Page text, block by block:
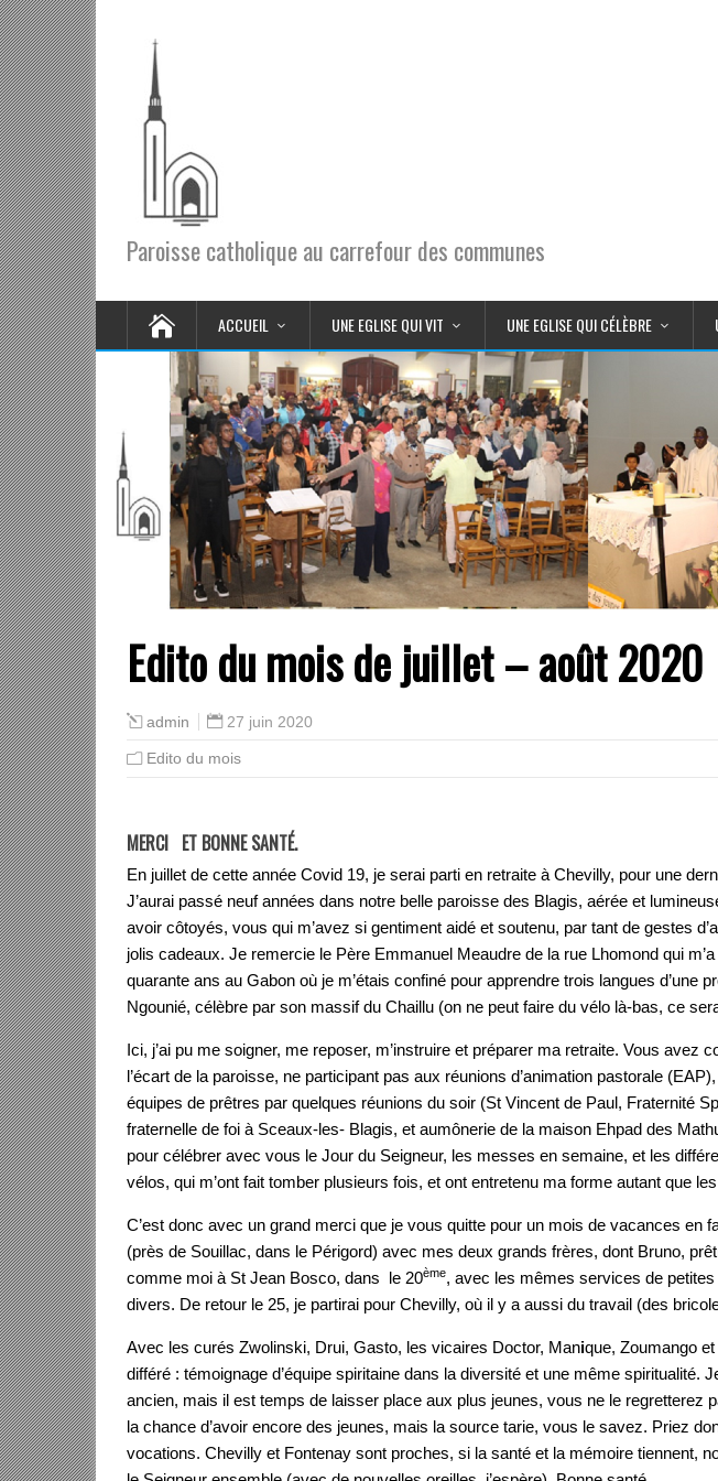
Paroisse catholique au carrefour des communes
ACCUEIL UNE EGLISE QUI VIT UNE EGLISE QUI CÉLÈBRE
Edito du mois de juillet – août 2020
admin 27 juin 2020
Edito du mois
MERCI ET BONNE SANTÉ.
En juillet de cette année Covid 19, je serai parti en retraite à Chevilly, pour une
J’aurai passé neuf années dans notre belle paroisse des Blagis, aérée et
avoir côtoyés, vous qui m’avez si gentiment aidé et soutenu, par tant de gestes
jolis cadeaux. Je remercie le Père Emmanuel Meaudre de la rue Lhomond qui
quarante ans au Gabon où je m’étais confiné pour apprendre trois langues d’une
Ngounié, célèbre par son massif du Chaillu (on ne peut faire du vélo là-bas, ce
Ici, j’ai pu me soigner, me reposer, m’instruire et préparer ma retraite. Vous avez
l’écart de la paroisse, ne participant pas aux réunions d’animation pastorale
équipes de prêtres par quelques réunions du soir (St Vincent de Paul, Fraternité
fraternelle de foi à Sceaux-les- Blagis, et aumônerie de la maison Ehpad des
pour célébrer avec vous le Jour du Seigneur, les messes en semaine, et les
vélos, qui m’ont fait tomber plusieurs fois, et ont entretenu ma forme autant que
C’est donc avec un grand merci que je vous quitte pour un mois de vacances en
(près de Souillac, dans le Périgord) avec mes deux grands frères, dont Bruno,
comme moi à St Jean Bosco, dans le 20ème, avec les mêmes services de
divers. De retour le 25, je partirai pour Chevilly, où il y a aussi du travail (des
Avec les curés Zwolinski, Drui, Gasto, les vicaires Doctor, Manique, Zoumango
différé : témoignage d’équipe spiritaine dans la diversité et une même spiritualité.
ancien, mais il est temps de laisser place aux plus jeunes, vous ne le regretterez
la chance d’avoir encore des jeunes, mais la source tarie, vous le savez. Priez
vocations. Chevilly et Fontenay sont proches, si la santé et la mémoire tiennent,